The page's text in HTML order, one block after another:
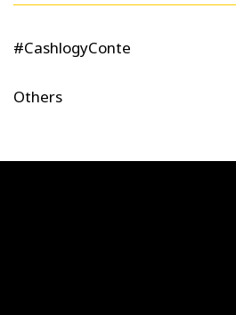
#CashlogyConte
Others